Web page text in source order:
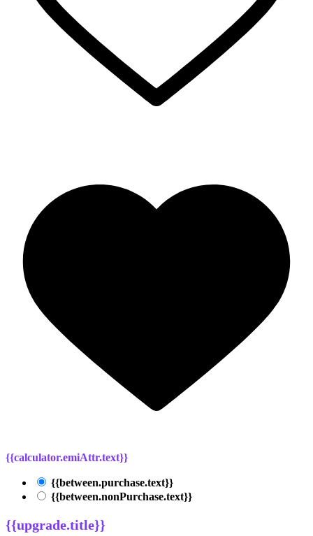
{{calculator.emiAttr.text}}
{{between.purchase.text}}
{{between.nonPurchase.text}}
{{upgrade.title}}